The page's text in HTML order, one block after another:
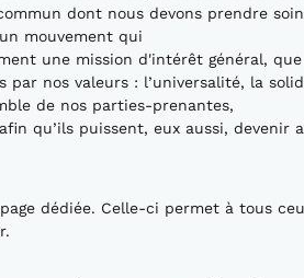
dont nous devons prendre
mouvement qui
une mission d'intérêt général,
par nos valeurs : l’universalité, la
de nos parties-prenantes,
qu’ils puissent, eux aussi, devenir
dédiée. Celle-ci permet à tous